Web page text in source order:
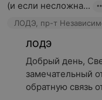
(и если несложна...
ЛОДЭ, пр-т
ЛОДЭ
Добрый день,
замечательный
обратную связь